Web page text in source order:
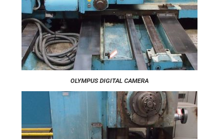
OLYMPUS DIGITAL CAMERA